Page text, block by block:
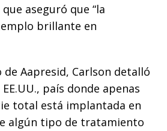
aseguró que “la
brillante en
de Aapresid, Carlson detalló
país donde apenas
total está implantada en
algún tipo de tratamiento